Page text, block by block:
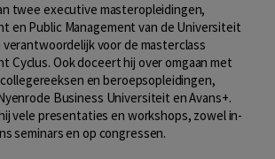
twee executive masteropleidingen,
en Public Management van de Universiteit
voor de masterclass
Cyclus. Ook doceert hij over omgaan met
collegereeksen en beroepsopleidingen,
Business Universiteit en Avans+.
vele presentaties en workshops, zowel in-
seminars en op congressen.